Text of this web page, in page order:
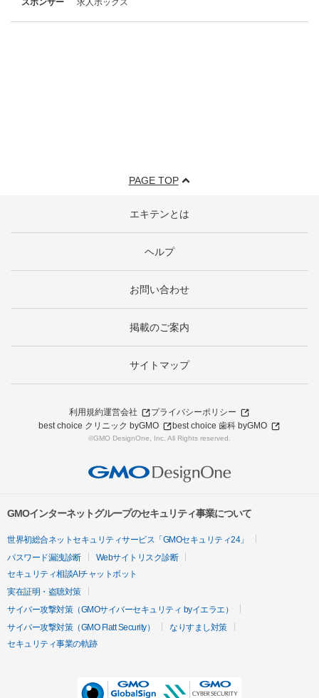
PAGE TOP
エキテンとは
ヘルプ
お問い合わせ
掲載のご案内
サイトマップ
利用規約運営会社
プライバシーポリシー
best choice クリニック byGMO
best choice 歯科 byGMO
©GMO DesignOne, Inc. All Rights reserved.
GMOインターネットグループのセキュリティ事業について
世界初総合ネットセキュリティサービス「GMOセキュリティ24」
パスワード漏洩診断
Webサイトリスク診断
セキュリティ相談AIチャットボット
実在証明・盗聴対策
サイバー攻撃対策（GMOサイバーセキュリティ byイエラエ）
サイバー攻撃対策（GMO Flatt Security）
なりすまし対策
セキュリティ事業の軌跡